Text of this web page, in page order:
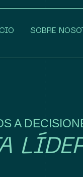
SOBRE
A